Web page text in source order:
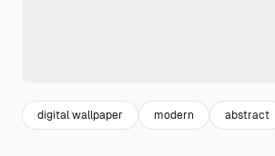
digital wallpaper modern abstract